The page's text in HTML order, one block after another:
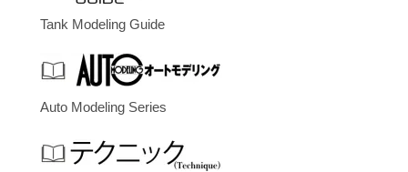
Tank Modeling Guide
Auto Modeling Series